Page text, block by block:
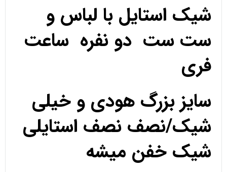
شیک استایل با لباس و
ست ست دو نفره ساعت
فری
سایز بزرگ هودی و خیلی
شیک/نصف نصف استایلی
شیک خفن میشه